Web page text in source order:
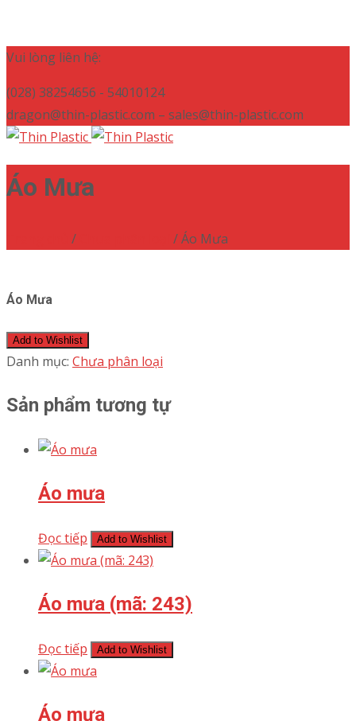
Vui lòng liên hệ:
(028) 38254656 - 54010124
dragon@thin-plastic.com – sales@thin-plastic.com
Áo Mưa
/ / Áo Mưa
Áo Mưa
Add to Wishlist
Danh mục: Chưa phân loại
Sản phẩm tương tự
Áo mưa
Đọc tiếp Add to Wishlist
Áo mưa (mã: 243)
Đọc tiếp Add to Wishlist
Áo mưa